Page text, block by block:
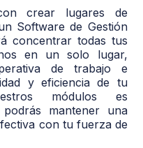
crear lugares de
Software de Gestión
concentrar todas tus
en un solo lugar,
de trabajo e
y eficiencia de tu
módulos es
mantener una
con tu fuerza de